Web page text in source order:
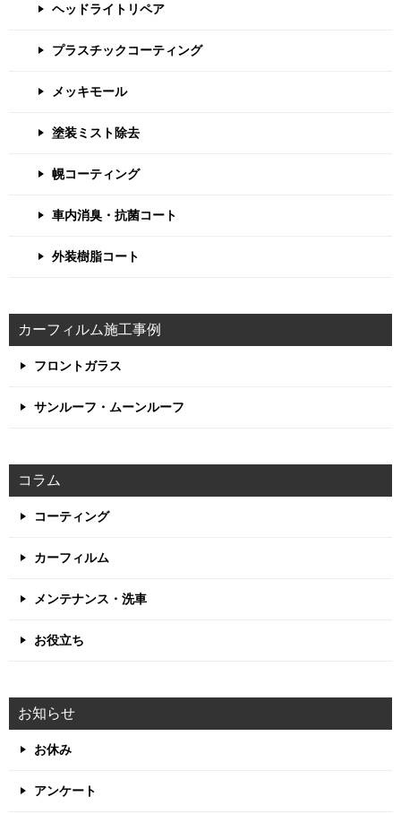
ヘッドライトリペア
プラスチックコーティング
メッキモール
塗装ミスト除去
幌コーティング
車内消臭・抗菌コート
外装樹脂コート
カーフィルム施工事例
フロントガラス
サンルーフ・ムーンルーフ
コラム
コーティング
カーフィルム
メンテナンス・洗車
お役立ち
お知らせ
お休み
アンケート